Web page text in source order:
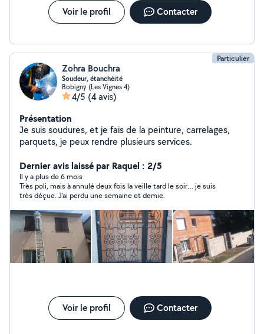
Voir le profil Contacter
Particulier
Zohra Bouchra
Soudeur, étanchéité
Bobigny (Les Vignes 4)
4/5 (4 avis)
Présentation
Je suis soudures, et je fais de la peinture, carrelages,
parquets, je peux rendre plusieurs services.
Dernier avis laissé par Raquel : 2/5
Il y a plus de 6 mois
Très poli, mais à annulé deux fois la veille tard le soir… je suis
très déçue. J’ai perdu une semaine et demie.
Voir le profil Contacter